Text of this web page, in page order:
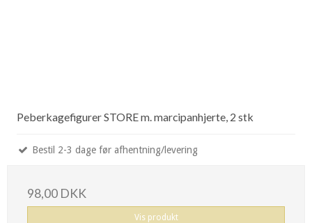
Peberkagefigurer STORE m. marcipanhjerte, 2 stk
Bestil 2-3 dage før afhentning/levering
98,00 DKK
Vis produkt